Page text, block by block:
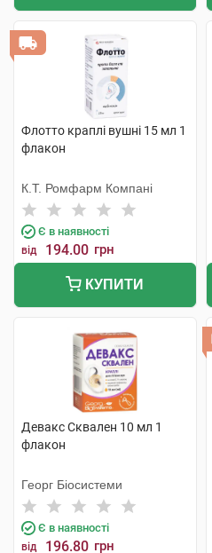
Флотто краплі вушні 15 мл 1
флакон
К.Т. Ромфарм Компані
Є в наявності
від 194.00 грн
КУПИТИ
Девакс Сквален 10 мл 1
флакон
Георг Біосистеми
Є в наявності
від 196.80 грн